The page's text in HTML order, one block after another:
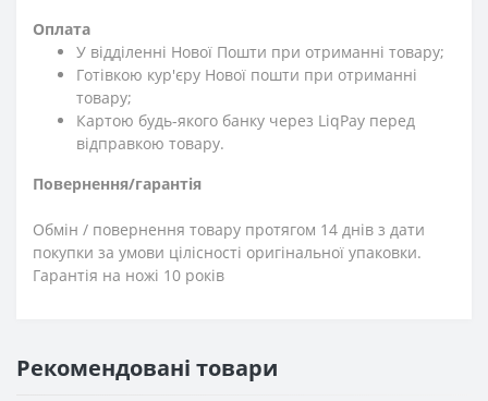
Оплата
У відділенні Нової Пошти при отриманні товару;
Готівкою кур'єру Нової пошти при отриманні
товару;
Картою будь-якого банку через LiqPay перед
відправкою товару.
Повернення/гарантія
Обмін / повернення товару протягом 14 днів з дати
покупки за умови цілісності оригінальної упаковки.
Гарантія на ножі 10 років
Рекомендовані товари